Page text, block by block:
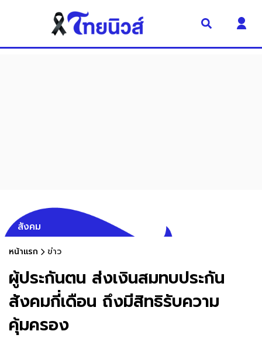
สังคม
หน้าแรก ข่าว
ผู้ประกันตน ส่งเงินสมทบประกัน
สังคมกี่เดือน ถึงมีสิทธิรับความ
คุ้มครอง